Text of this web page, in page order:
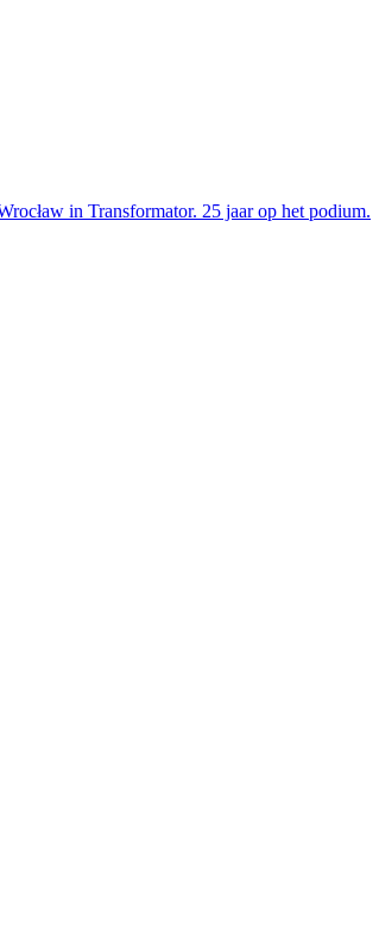
in Transformator. 25 jaar op het podium.